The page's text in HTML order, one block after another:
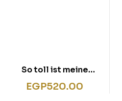
So toll ist meine
Mama!
EGP520.00